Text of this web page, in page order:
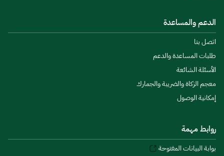
الدعم والمساعدة
اتصل بنا
طلبات المساعدة والدعم
الأسئلة الشائعة
معجم الزكاة والضريبة والجمارك
إمكانية الوصول
روابط مهمة
بوابة البيانات المفتوحة